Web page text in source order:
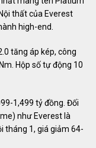
thất của Everest
high-end.
tăng áp kép, công
Hộp số tự động 10
1,499 tỷ đồng. Đối
như Everest là
tháng 1, giá giảm 64-